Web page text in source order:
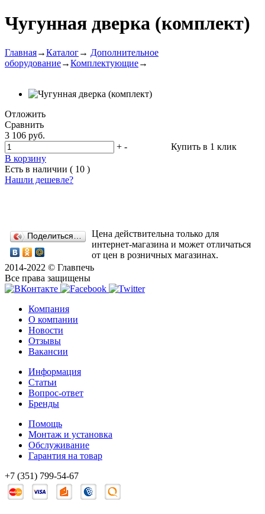
Чугунная дверка (комплект)
Главная→Каталог→ Дополнительное
оборудование→Комплектующие→
Отложить
Сравнить
3 106 руб.
+ -
В корзину
Купить в 1 клик
Есть в наличии ( 10 )
Нашли дешевле?
Поделиться…
Цена действительна только для
интернет-магазина и может отличаться
от цен в розничных магазинах.
2014-2022 © Главпечь
Все права защищены
Компания
О компании
Новости
Отзывы
Вакансии
Информация
Статьи
Вопрос-ответ
Бренды
Помощь
Монтаж и установка
Обслуживание
Гарантия на товар
+7 (351) 799-54-67